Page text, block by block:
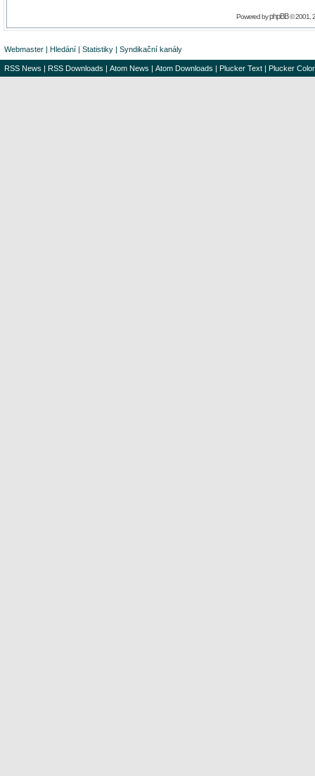
Powered byphpBB© 2001,
Webmaster | Hledání | Statistiky | Syndikační kanály
RSS News | RSS Downloads | Atom News | Atom Downloads | Plucker Text | Plucker Color